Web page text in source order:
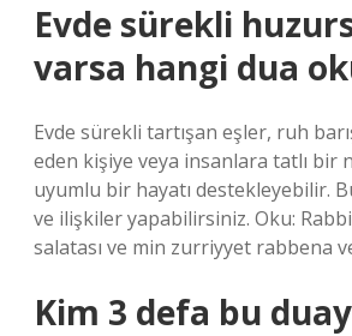
Evde sürekli
varsa hangi dua
Evde sürekli tartışan eşler, ruh
eden kişiye veya insanlara tatlı bir
uyumlu bir hayatı destekleyebilir.
ve ilişkiler yapabilirsiniz. Oku:
salatası ve min zurriyyet rabbena
Kim 3 defa bu